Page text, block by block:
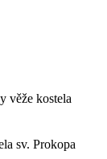
věže kostela